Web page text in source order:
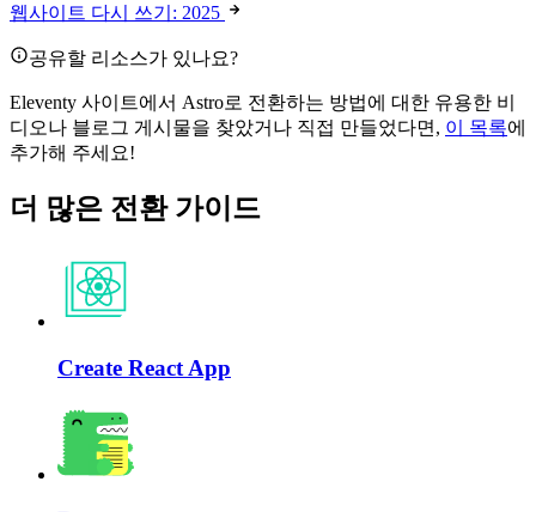
웹사이트 다시 쓰기: 2025
공유할 리소스가 있나요?
Eleventy 사이트에서 Astro로 전환하는 방법에 대한 유용한 비
디오나 블로그 게시물을 찾았거나 직접 만들었다면, 이 목록에
추가해 주세요!
더 많은 전환 가이드
Create React App